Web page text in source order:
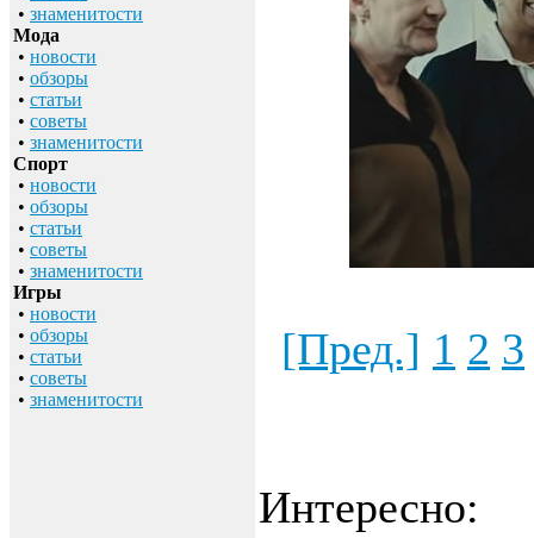
• знаменитости
Мода
• новости
• обзоры
• статьи
• советы
• знаменитости
Спорт
• новости
• обзоры
• статьи
• советы
• знаменитости
Игры
• новости
• обзоры
• статьи
• советы
• знаменитости
[Пред.] 1 2 3
Интересно: